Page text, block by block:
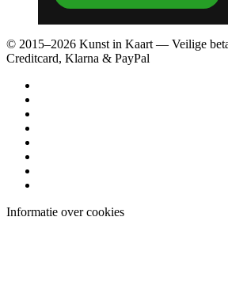
© 2015–2026 Kunst in Kaart — Veilige
Creditcard, Klarna & PayPal
Informatie over cookies